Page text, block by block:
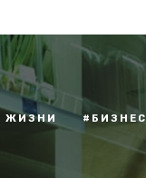
ЖИЗНИ #БИЗНЕС